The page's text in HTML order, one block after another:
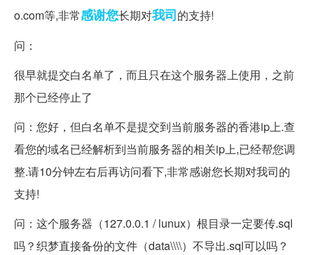
o.com等,非常感谢您长期对我司的支持!
问：
很早就提交白名单了，而且只在这个服务器上使用，之前
那个已经停止了
问：您好，但白名单不是提交到当前服务器的香港ip上.查
看您的域名已经解析到当前服务器的相关ip上,已经帮您调
整.请10分钟左右后再访问看下,非常感谢您长期对我司的
支持!
问：这个服务器（127.0.0.1 / lunux）根目录一定要传.sql
吗？织梦直接备份的文件（data\\\\）不导出.sql可以吗？